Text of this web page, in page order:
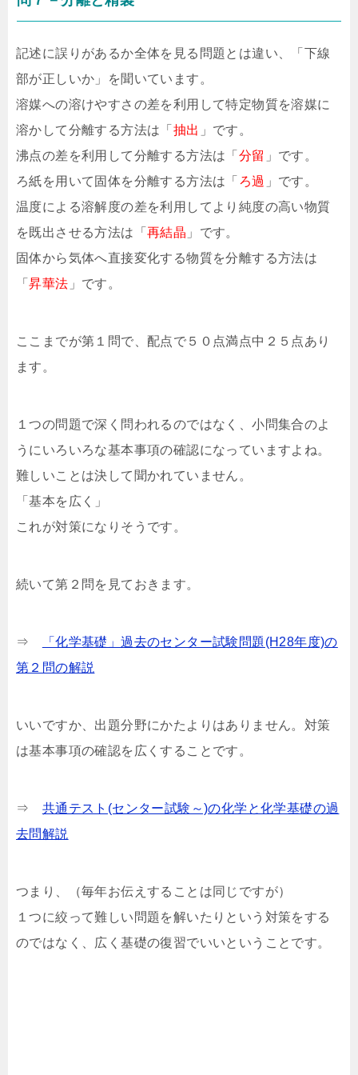
記述に誤りがあるか全体を見る問題とは違い、「下線
部が正しいか」を聞いています。
溶媒への溶けやすさの差を利用して特定物質を溶媒に
溶かして分離する方法は「 抽出 」です。
沸点の差を利用して分離する方法は「 分留 」です。
ろ紙を用いて固体を分離する方法は「 ろ過 」です。
温度による溶解度の差を利用してより純度の高い物質
を既出させる方法は「 再結晶 」です。
固体から気体へ直接変化する物質を分離する方法は
「昇華法 」です。
ここまでが第１問で、配点で５０点満点中２５点あり
ます。
１つの問題で深く問われるのではなく、小問集合のよ
うにいろいろな基本事項の確認になっていますよね。
難しいことは決して聞かれていません。
「基本を広く」
これが対策になりそうです。
続いて第２問を見ておきます。
⇒
「化学基礎」過去のセンター試験問題(H28年度)の
第２問の解説
いいですか、出題分野にかたよりはありません。対策
は基本事項の確認を広くすることです。
⇒ 共通テスト(センター試験～)の化学と化学基礎の過
去問解説
つまり、（毎年お伝えすることは同じですが）
１つに絞って難しい問題を解いたりという対策をする
のではなく、広く基礎の復習でいいということです。